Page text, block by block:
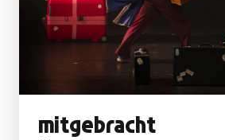
mitgebracht